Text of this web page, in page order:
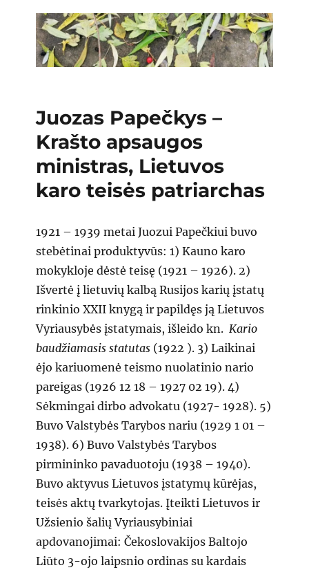
Juozas Papečkys –
Krašto apsaugos
ministras, Lietuvos
karo teisės patriarchas
1921 – 1939 metai Juozui Papečkiui buvo
stebėtinai produktyvūs: 1) Kauno karo
mokykloje dėstė teisę (1921 – 1926). 2)
Išvertė į lietuvių kalbą Rusijos karių įstatų
rinkinio XXII knygą ir papildęs ją Lietuvos
Vyriausybės įstatymais, išleido kn. Kario
baudžiamasis statutas (1922 ). 3) Laikinai
ėjo kariuomenė teismo nuolatinio nario
pareigas (1926 12 18 – 1927 02 19). 4)
Sėkmingai dirbo advokatu (1927- 1928). 5)
Buvo Valstybės Tarybos nariu (1929 1 01 –
1938). 6) Buvo Valstybės Tarybos
pirmininko pavaduotoju (1938 – 1940).
Buvo aktyvus Lietuvos įstatymų kūrėjas,
teisės aktų tvarkytojas. Įteikti Lietuvos ir
Užsienio šalių Vyriausybiniai
apdovanojimai: Čekoslovakijos Baltojo
Liūto 3-ojo laipsnio ordinas su kardais